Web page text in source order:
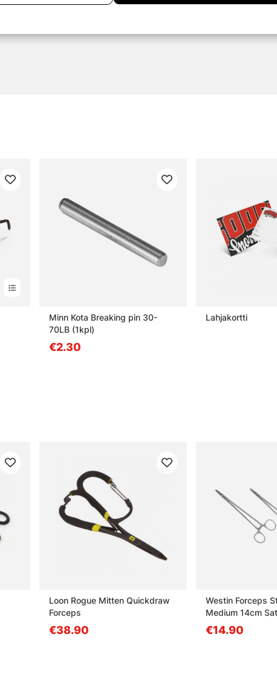
Minn Kota Breaking pin 30-
70LB (1kpl)
€2.30
Lahjakortti
Loon Rogue Mitten Quickdraw
Forceps
€38.90
Westin Forceps
Medium 14cm
€14.90